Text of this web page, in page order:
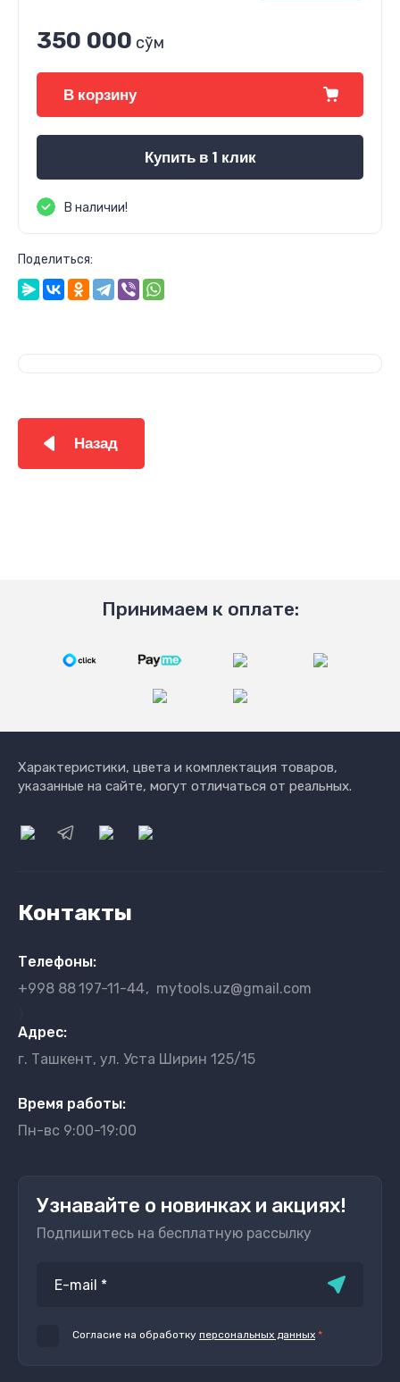
350 000 сўм
В корзину
Купить в 1 клик
В наличии!
Поделиться:
Назад
Принимаем к оплате:
Характеристики, цвета и комплектация товаров,
указанные на сайте, могут отличаться от реальных.
Контакты
Телефоны:
+998 88197-11-44
mytools.uz@gmail.com
Адрес:
г. Ташкент, ул. Уста Ширин 125/15
Время работы:
Пн-вс 9:00-19:00
Узнавайте о новинках и акциях!
Подпишитесь на бесплатную рассылку
Согласие на обработку персональных данных *